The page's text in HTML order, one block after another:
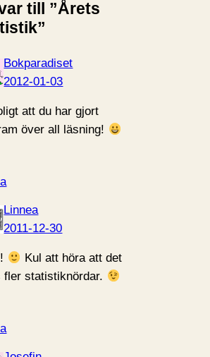
till ”Årets
Bokparadiset
2012-01-03
att du har gjort
över all läsning!
Linnea
2011-12-30
Kul att höra att det
fler statistiknördar.